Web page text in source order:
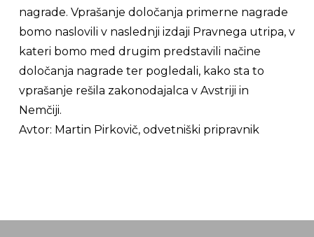
nagrade. Vprašanje določanja primerne nagrade
bomo naslovili v naslednji izdaji Pravnega utripa, v
kateri bomo med drugim predstavili načine
določanja nagrade ter pogledali, kako sta to
vprašanje rešila zakonodajalca v Avstriji in
Nemčiji.
Avtor: Martin Pirkovič, odvetniški pripravnik